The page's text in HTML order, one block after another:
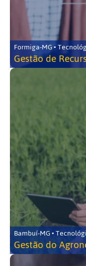
Formiga-MG •
Gestão de
Gestão do